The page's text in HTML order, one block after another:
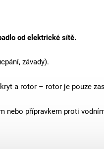
od elektrické sítě.
závady).
a rotor – rotor je pouze
nebo přípravkem proti